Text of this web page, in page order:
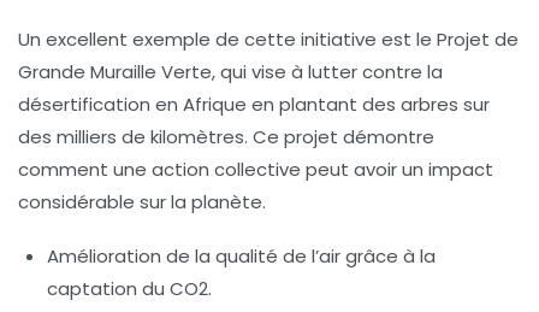
Un excellent exemple de cette initiative est le Projet de
Grande Muraille Verte, qui vise à lutter contre la
désertification en Afrique en plantant des arbres sur
des milliers de kilomètres. Ce projet démontre
comment une action collective peut avoir un impact
considérable sur la planète.
Amélioration de la qualité de l’air grâce à la
captation du CO2.